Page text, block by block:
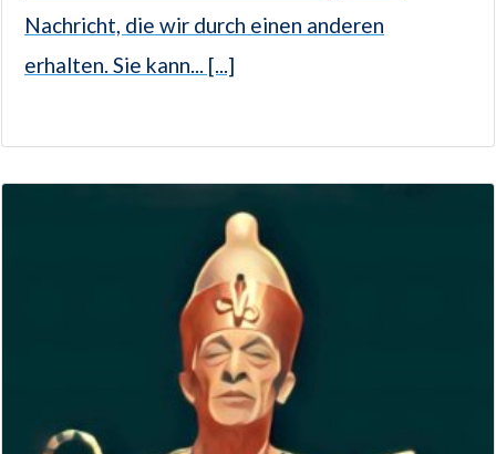
Nachricht, die wir durch einen anderen
erhalten. Sie kann... [...]